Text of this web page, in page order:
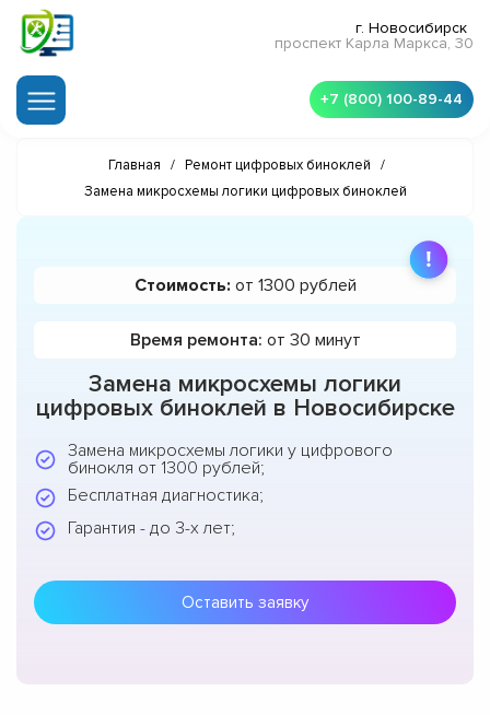
г. Новосибирск
проспект Карла Маркса, 30
+7 (800) 100-89-44
Главная / Ремонт цифровых биноклей
/
Замена микросхемы логики цифровых биноклей
Замена микросхемы логики
цифровых биноклей в Новосибирске
Замена микросхемы логики у цифрового
бинокля от 1300 рублей;
Бесплатная диагностика;
Гарантия - до 3-х лет;
Оставить заявку
Стоимость: от 1300 рублей
Время ремонта: от 30 минут